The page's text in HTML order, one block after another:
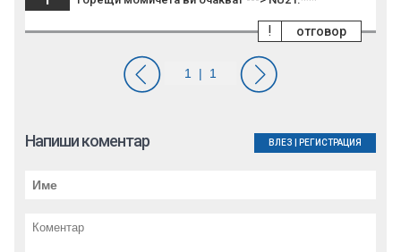
отговор
!
Напиши коментар ВЛЕЗ РЕГИСТРАЦИЯ